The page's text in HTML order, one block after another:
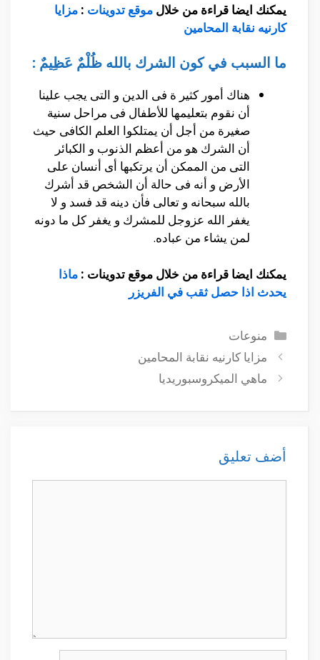
يمكنك ايضا قراءة من خلال موقع تدوينات : مزايا
كارنيه نقابة المحامين
ما السبب في كون الشرك بالله ظُلْمٌ عَظِيمٌ :
هناك أمور كثير ة فى الدين و التى يجب علينا
أن نقوم بتعليمها للأطفال فى مراحل سنية
صغيرة من أجل أن يمتلكوا العلم الكافى حيث
أن الشرك هو من أعظم الذنوب و الكبائر
التى من الممكن أن يرتكبها أى أنسان على
الأرض و أنه فى حالة أن الشخص قد أشرك
بالله سبحانه و تعالى فأن دينه قد فسد و لا
يغفر الله عزوجل للمشرك و يغفر كل ما دونه
لمن يشاء من عباده.
يمكنك ايضا قراءة من خلال موقع تدوينات : ماذا
يحدث اذا حصل ثقب في الفريزر
التصنيفات
منوعات
مزايا كارنيه نقابة المحامين
ماهي الميكروسبوريديا
أضف تعليق